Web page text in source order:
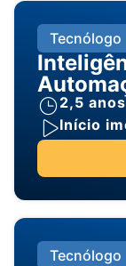
Tecnólogo
2,5
Início
Tecnólogo